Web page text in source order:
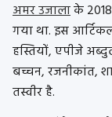
अमर उजालाके
गया था. इस
हस्तियों, एपीजे
बच्चन, रजनीकांत,
तस्वीर है.